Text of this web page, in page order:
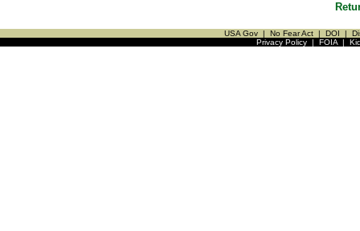
USA Gov | No Fear Act | DOI |
Privacy Policy| FOIA|